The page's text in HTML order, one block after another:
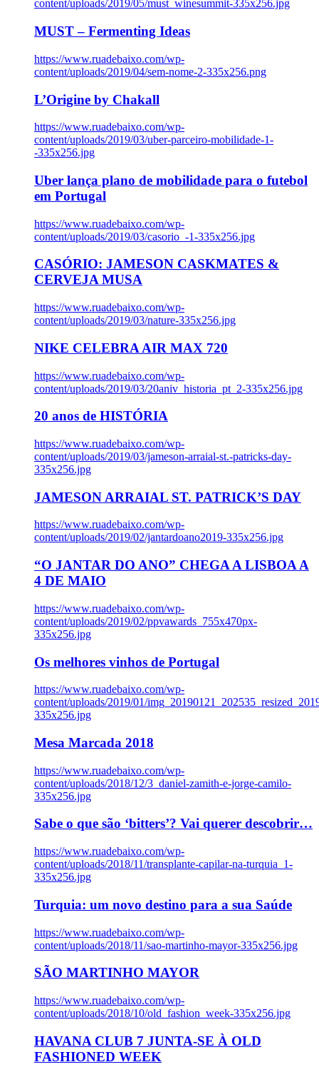
content/uploads/2019/05/must_winesummit-335x256.jpg
MUST – Fermenting Ideas
https://www.ruadebaixo.com/wp-
content/uploads/2019/04/sem-nome-2-335x256.png
L’Origine by Chakall
https://www.ruadebaixo.com/wp-
content/uploads/2019/03/uber-parceiro-mobilidade-1-
-335x256.jpg
Uber lança plano de mobilidade para o futebol
em Portugal
https://www.ruadebaixo.com/wp-
content/uploads/2019/03/casorio_-1-335x256.jpg
CASÓRIO: JAMESON CASKMATES &
CERVEJA MUSA
https://www.ruadebaixo.com/wp-
content/uploads/2019/03/nature-335x256.jpg
NIKE CELEBRA AIR MAX 720
https://www.ruadebaixo.com/wp-
content/uploads/2019/03/20aniv_historia_pt_2-335x256.jpg
20 anos de HISTÓRIA
https://www.ruadebaixo.com/wp-
content/uploads/2019/03/jameson-arraial-st.-patricks-day-
335x256.jpg
JAMESON ARRAIAL ST. PATRICK’S DAY
https://www.ruadebaixo.com/wp-
content/uploads/2019/02/jantardoano2019-335x256.jpg
“O JANTAR DO ANO” CHEGA A LISBOA A
4 DE MAIO
https://www.ruadebaixo.com/wp-
content/uploads/2019/02/ppvawards_755x470px-
335x256.jpg
Os melhores vinhos de Portugal
https://www.ruadebaixo.com/wp-
content/uploads/2019/01/
335x256.jpg
Mesa Marcada 2018
https://www.ruadebaixo.com/wp-
content/uploads/2018/12/3_daniel-zamith-e-jorge-camilo-
335x256.jpg
Sabe o que são ‘bitters’? Vai querer descobrir…
https://www.ruadebaixo.com/wp-
content/uploads/2018/11/transplante-capilar-na-turquia_1-
335x256.jpg
Turquia: um novo destino para a sua Saúde
https://www.ruadebaixo.com/wp-
content/uploads/2018/11/sao-martinho-mayor-335x256.jpg
SÃO MARTINHO MAYOR
https://www.ruadebaixo.com/wp-
content/uploads/2018/10/old_fashion_week-335x256.jpg
HAVANA CLUB 7 JUNTA-SE À OLD
FASHIONED WEEK